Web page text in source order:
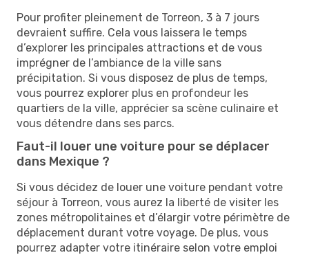
Pour profiter pleinement de Torreon, 3 à 7 jours
devraient suffire. Cela vous laissera le temps
d’explorer les principales attractions et de vous
imprégner de l’ambiance de la ville sans
précipitation. Si vous disposez de plus de temps,
vous pourrez explorer plus en profondeur les
quartiers de la ville, apprécier sa scène culinaire et
vous détendre dans ses parcs.
Faut-il louer une voiture pour se déplacer
dans Mexique ?
Si vous décidez de louer une voiture pendant votre
séjour à Torreon, vous aurez la liberté de visiter les
zones métropolitaines et d’élargir votre périmètre de
déplacement durant votre voyage. De plus, vous
pourrez adapter votre itinéraire selon votre emploi